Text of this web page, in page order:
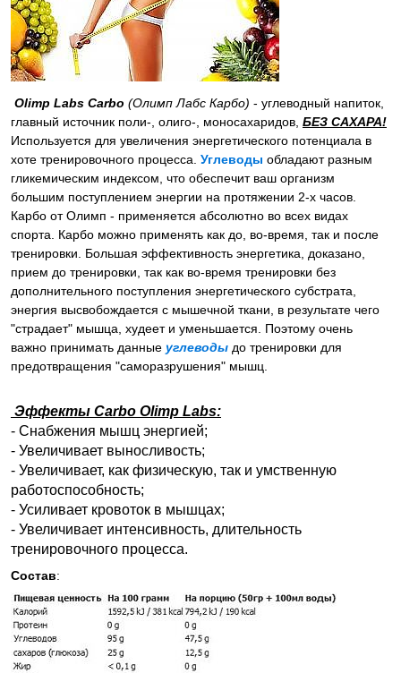
Olimp Labs Carbo (Олимп Лабс Карбо) - углеводный напиток,
главный источник поли-, олиго-, моносахаридов, БЕЗ САХАРА!
Используется для увеличения энергетического потенциала в
хоте тренировочного процесса. Углеводы обладают разным
гликемическим индексом, что обеспечит ваш организм
большим поступлением энергии на протяжении 2-х часов.
Карбо от Олимп - применяется абсолютно во всех видах
спорта. Карбо можно применять как до, во-время, так и после
тренировки. Большая эффективность энергетика, доказано,
прием до тренировки, так как во-время тренировки без
дополнительного поступления энергетического субстрата,
энергия высвобождается с мышечной ткани, в результате чего
"страдает" мышца, худеет и уменьшается. Поэтому очень
важно принимать данные углеводы до тренировки для
предотвращения "саморазрушения" мышц.
Эффекты Carbo Olimp Labs:
- Снабжения мышц энергией;
- Увеличивает выносливость;
- Увеличивает, как физическую, так и умственную
работоспособность;
- Усиливает кровоток в мышцах;
- Увеличивает интенсивность, длительность
тренировочного процесса.
Состав: